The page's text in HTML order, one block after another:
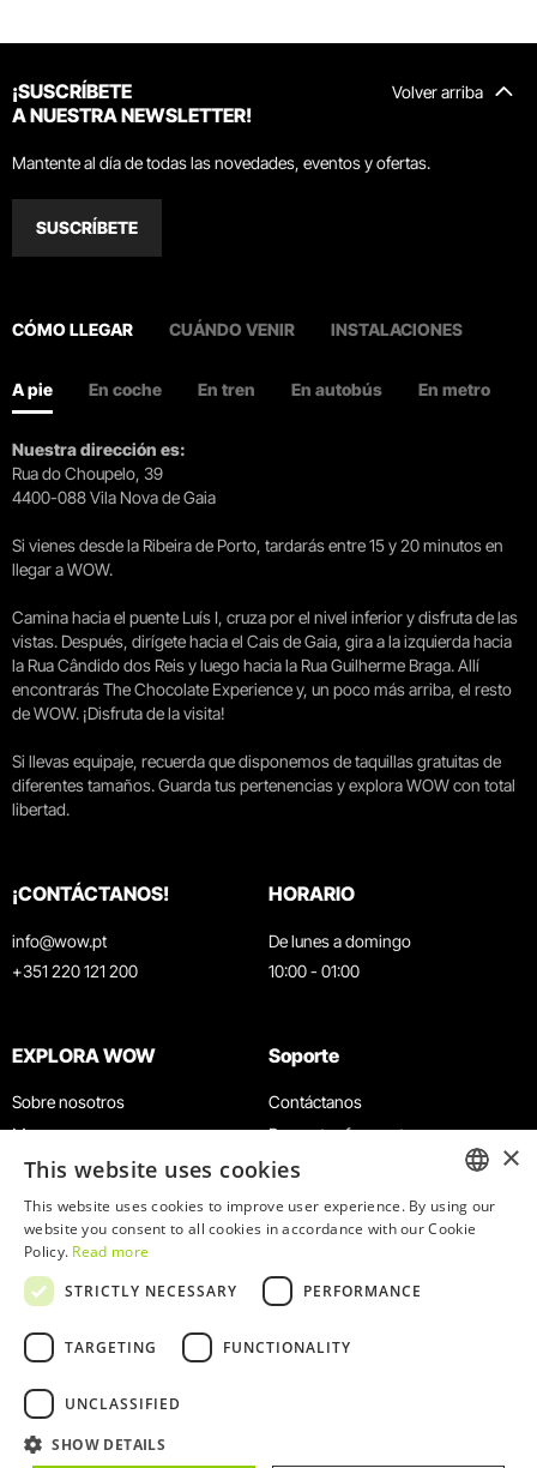
Volver arriba
¡SUSCRÍBETE
A NUESTRA NEWSLETTER!
Mantente al día de todas las novedades, eventos y ofertas.
SUSCRÍBETE
CÓMO LLEGAR CUÁNDO VENIR INSTALACIONES
A pie En coche En tren En autobús En metro
Nuestra dirección es:
Rua do Choupelo, 39
4400-088 Vila Nova de Gaia
Si vienes desde la Ribeira de Porto, tardarás entre 15 y 20 minutos en
llegar a WOW.
Camina hacia el puente Luís I, cruza por el nivel inferior y disfruta de las
vistas. Después, dirígete hacia el Cais de Gaia, gira a la izquierda hacia
la Rua Cândido dos Reis y luego hacia la Rua Guilherme Braga. Allí
encontrarás The Chocolate Experience y, un poco más arriba, el resto
de WOW. ¡Disfruta de la visita!
Si llevas equipaje, recuerda que disponemos de taquillas gratuitas de
diferentes tamaños. Guarda tus pertenencias y explora WOW con total
libertad.
¡CONTÁCTANOS!
info@wow.pt
+351 220 121 200
HORARIO
De lunes a domingo
10:00 - 01:00
EXPLORA WOW
Sobre nosotros
Museos
Agenda
Noticias
Restaurantes
Tarjeta WOW
Grupos y eventos
Servicio educativo
Soporte
Contáctanos
Preguntas frecuentes
Términos y condiciones
Política de privacidad y cookies
Trabaja con nosotros
Libro de reclamaciones
© 2026
ENGLISH
×
This website uses cookies
This website uses cookies to improve user experience. By using our
website you consent to all cookies in accordance with our Cookie
Policy. Read more
STRICTLY NECESSARY
PERFORMANCE
TARGETING FUNCTIONALITY
UNCLASSIFIED
SHOW DETAILS